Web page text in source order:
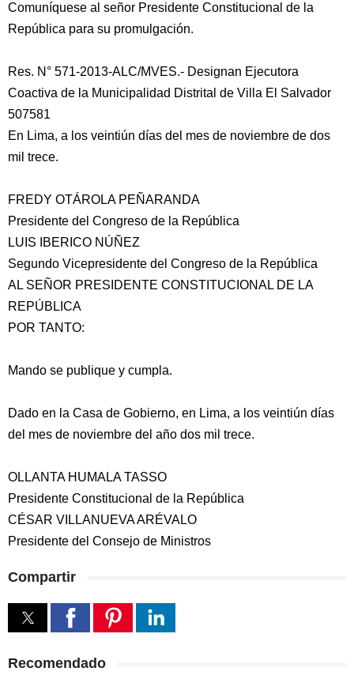
Comuníquese al señor Presidente Constitucional de la
República para su promulgación.
Res. N° 571-2013-ALC/MVES.- Designan Ejecutora
Coactiva de la Municipalidad Distrital de Villa El Salvador
507581
En Lima, a los veintiún días del mes de noviembre de dos
mil trece.
FREDY OTÁROLA PEÑARANDA
Presidente del Congreso de la República
LUIS IBERICO NÚÑEZ
Segundo Vicepresidente del Congreso de la República
AL SEÑOR PRESIDENTE CONSTITUCIONAL DE LA
REPÚBLICA
POR TANTO:
Mando se publique y cumpla.
Dado en la Casa de Gobierno, en Lima, a los veintiún días
del mes de noviembre del año dos mil trece.
OLLANTA HUMALA TASSO
Presidente Constitucional de la República
CÉSAR VILLANUEVA ARÉVALO
Presidente del Consejo de Ministros
Compartir
Recomendado